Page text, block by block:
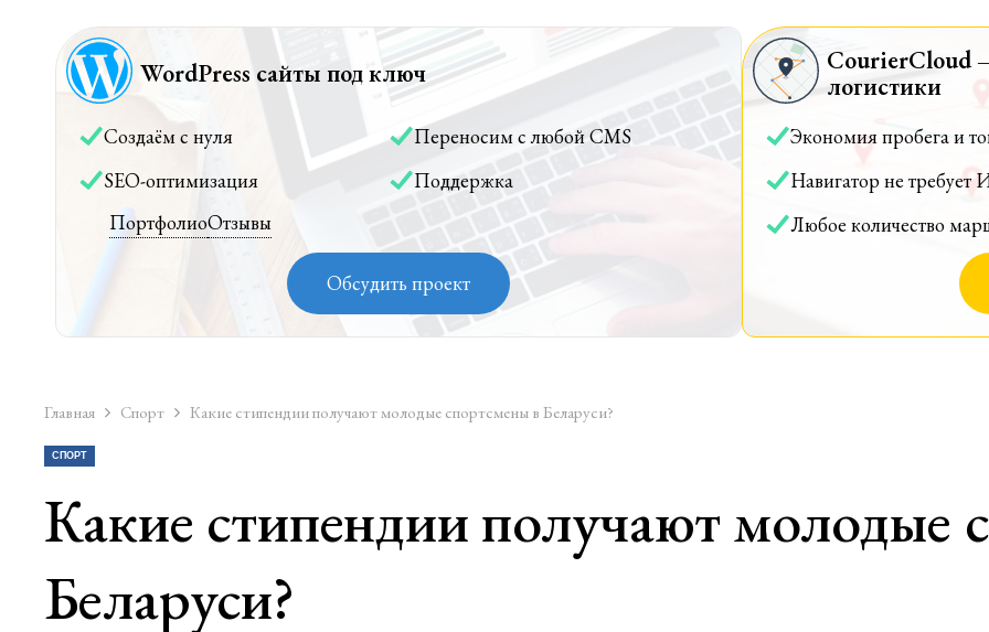
WordPress сайты под ключ
Создаём с нуля
Переносим с любой CMS
SEO-оптимизация
Поддержка
ПортфолиоОтзывы
Обсудить проект
CourierCloud
логистики
Экономия пробега и
Навигатор не требует
Любое количество
Главная Спорт Какие стипендии получают молодые спортсмены в Беларуси?
СПОРТ
Какие стипендии получают молодые
Беларуси?